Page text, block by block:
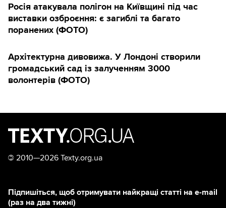
Росія атакувала полігон на Київщині під час
виставки озброєння: є загиблі та багато
поранених (ФОТО)
Архітектурна дивовижа. У Лондоні створили
громадський сад із залученням 3000
волонтерів (ФОТО)
© 2010—2026 Texty.org.ua
Підпишіться, щоб отримувати найкращі статті на e-mail
(раз на два тижні)